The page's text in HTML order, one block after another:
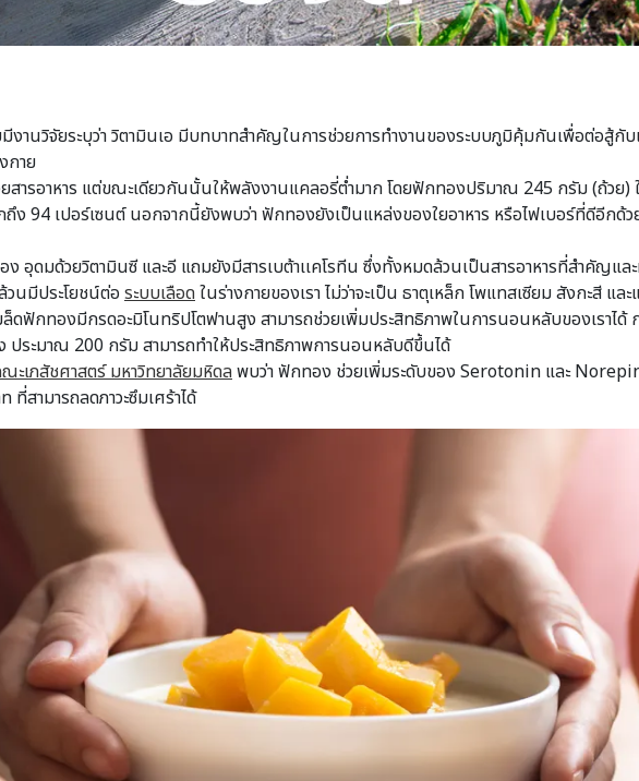
งานวิจัยระบุว่า วิตามินเอ มีบทบาทสำคัญในการช่วยการทำงานของระบบภูมิคุ้มกันเพื่อต่อสู้กับ
กาย
สารอาหาร แต่ขณะเดียวกันนั้นให้พลังงานแคลอรี่ต่ำมาก โดยฟักทองปริมาณ 245 กรัม (ถ้วย
ง 94 เปอร์เซนต์ นอกจากนี้ยังพบว่า ฟักทองยังเป็นแหล่งของใยอาหาร หรือไฟเบอร์ที่ดีอีกด้ว
อุดมด้วยวิตามินซี และอี แถมยังมีสารเบต้าเเคโรทีน ซึ่งทั้งหมดล้วนเป็นสารอาหารที่สำคัญแล
นมีประโยชน์ต่อ ระบบเลือด ในร่างกายของเรา ไม่ว่าจะเป็น ธาตุเหล็ก โพแทสเซียม สังกะสี แล
ฟักทองมีกรดอะมิโนทริปโตฟานสูง สามารถช่วยเพิ่มประสิทธิภาพในการนอนหลับของเราได้
ระมาณ 200 กรัม สามารถทำให้ประสิทธิภาพการนอนหลับดีขึ้นได้
ะเภสัชศาสตร์ มหาวิทยาลัยมหิดล พบว่า ฟักทอง ช่วยเพิ่มระดับของ Serotonin และ
สามารถลดภาวะซึมเศร้าได้